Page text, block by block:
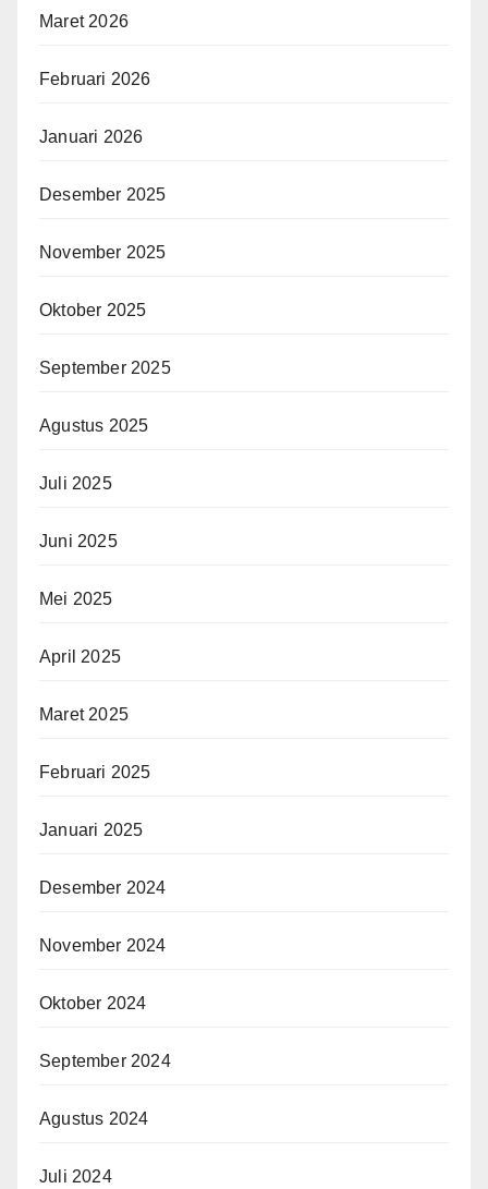
Maret 2026
Februari 2026
Januari 2026
Desember 2025
November 2025
Oktober 2025
September 2025
Agustus 2025
Juli 2025
Juni 2025
Mei 2025
April 2025
Maret 2025
Februari 2025
Januari 2025
Desember 2024
November 2024
Oktober 2024
September 2024
Agustus 2024
Juli 2024